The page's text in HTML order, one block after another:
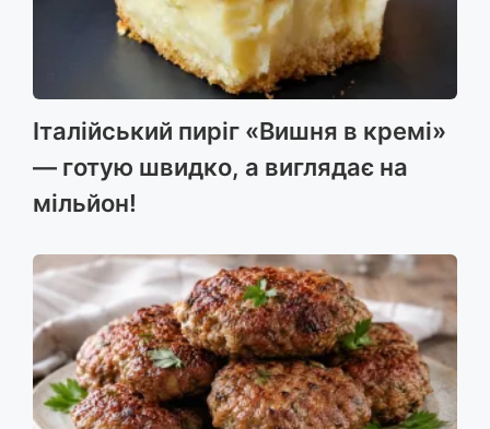
Італійський пиріг «Вишня в кремі»
— готую швидко, а виглядає на
мільйон!